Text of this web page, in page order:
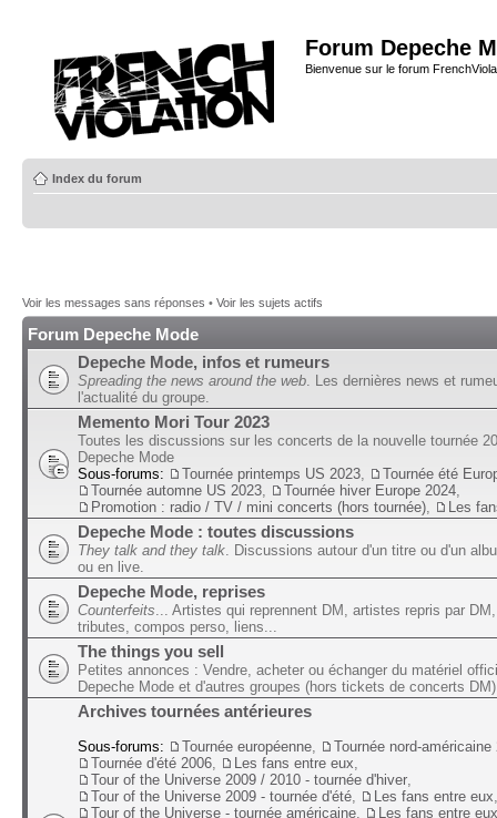
Forum Depeche
Bienvenue sur le forum
Index du forum
Voir les messages sans réponses • Voir les sujets actifs
Forum Depeche Mode
Depeche Mode, infos et rumeurs
Spreading the news around the web . Les dernières news et
l'actualité du groupe.
Memento Mori Tour 2023
Toutes les discussions sur les concerts de la nouvelle tournée
Depeche Mode
Sous-forums:
Tournée printemps US 2023
Tournée été
Tournée automne US 2023
Tournée hiver Europe 2024
Promotion : radio / TV / mini concerts (hors tournée)
Les
Depeche Mode : toutes discussions
They talk and they talk . Discussions autour d'un titre ou d'un
ou en live.
Depeche Mode, reprises
Counterfeits ... Artistes qui reprennent DM, artistes repris par
tributes, compos perso, liens...
The things you sell
Petites annonces : Vendre, acheter ou échanger du matériel
Depeche Mode et d'autres groupes (hors tickets de concerts DM)
Archives tournées antérieures
Sous-forums: Tournée européenne
Tournée nord-américaine
Tournée d'été 2006
Les fans entre eux
Tour of the Universe 2009 / 2010 - tournée d'hiver
Tour of the Universe 2009 - tournée d'été
Les fans entre eux
Tour of the Universe - tournée américaine
Les fans entre eux